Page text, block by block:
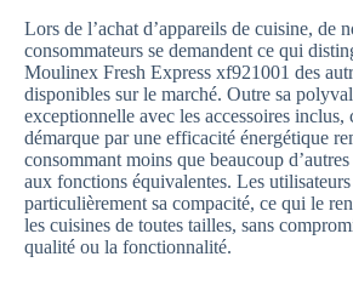
Lors de l’achat d’appareils de cuisine, de
consommateurs se demandent ce qui
Moulinex Fresh Express xf921001 des
disponibles sur le marché. Outre sa
exceptionnelle avec les accessoires inclus,
démarque par une efficacité énergétique
consommant moins que beaucoup
aux fonctions équivalentes. Les
particulièrement sa compacité, ce qui le
les cuisines de toutes tailles, sans
qualité ou la fonctionnalité.